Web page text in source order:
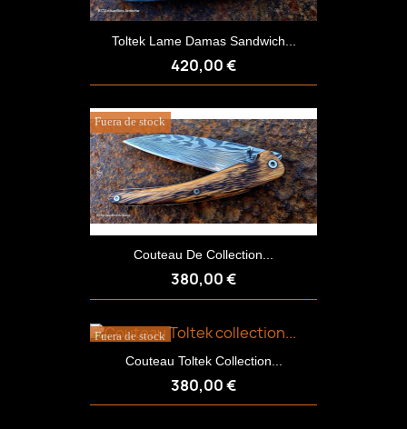
Toltek Lame Damas Sandwich...
420,00 €
Couteau De Collection...
380,00 €
Fuera de stock
Couteau Toltek Collection...
380,00 €
Fuera de stock